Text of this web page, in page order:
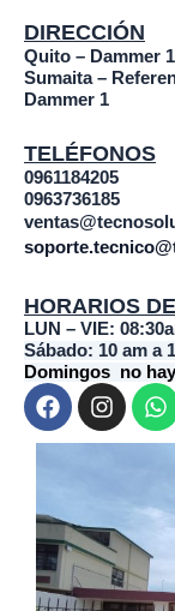
DIRECCIÓN
Quito – Dammer
Sumaita –
Dammer 1
TELÉFONOS
0961184205
0963736185
HORARIOS
LUN – VIE:
Sábado: 10 am a
Domingos no
F
a
c
o
o
k
I
n
s
r
a
m
h
a
a